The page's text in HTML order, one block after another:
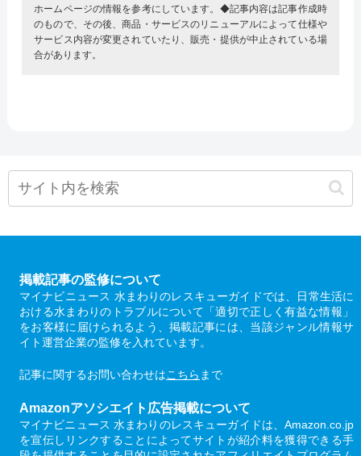
ホームページの情報を参考にしています。◆記事内容は記事作成時
のもので、その後、商品・サービスのリニューアルによって仕様や
サービス内容が変更されていたり、販売・提供が中止されている場
合があります。
掲載記事の監修について
マイナビニュース 水まわりのレスキューガイドでは、日常生活に
おける水まわりのトラブルについて「適切で正しく有益な情報」
をお客様に届けられるよう、掲載記事には、当該ジャンル情報サ
イト運営企業の監修を入れています。
記事に関するお問い合わせはこちら まで
Amazonアソシエイト広告掲載について
マイナビニュース 水まわりのレスキューガイドは、Amazon.co.jp
を宣伝しリンクすることによってサイトが紹介料を獲得できる手